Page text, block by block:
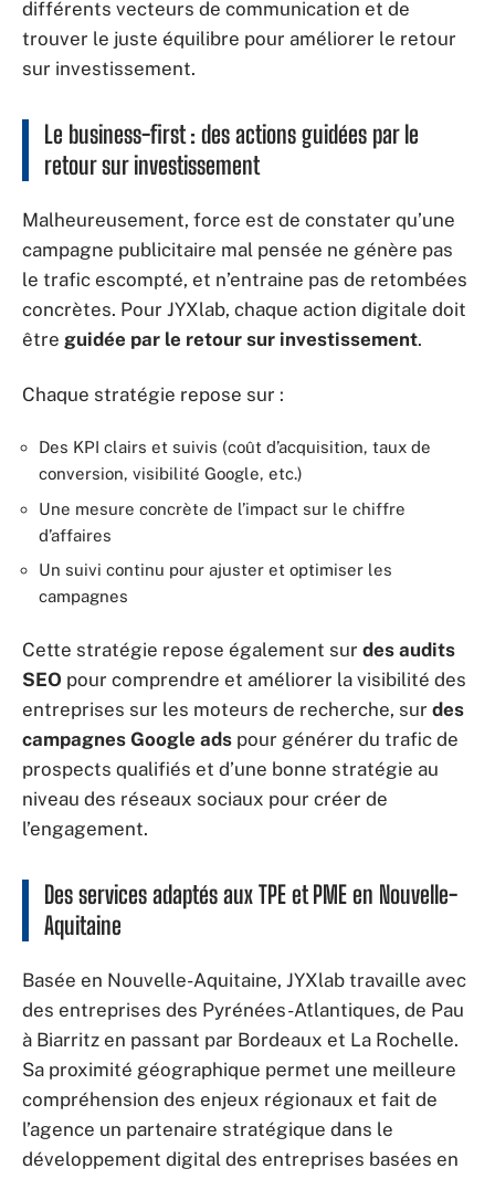
différents vecteurs de communication et de
trouver le juste équilibre pour améliorer le retour
sur investissement.
Le business-first : des actions guidées par le
retour sur investissement
Malheureusement, force est de constater qu’une
campagne publicitaire mal pensée ne génère pas
le trafic escompté, et n’entraine pas de retombées
concrètes. Pour JYXlab, chaque action digitale doit
être guidée par le retour sur investissement.
Chaque stratégie repose sur :
Des KPI clairs et suivis (coût d’acquisition, taux de
conversion, visibilité Google, etc.)
Une mesure concrète de l’impact sur le chiffre
d’affaires
Un suivi continu pour ajuster et optimiser les
campagnes
Cette stratégie repose également sur des audits
SEO pour comprendre et améliorer la visibilité des
entreprises sur les moteurs de recherche, sur des
campagnes Google ads pour générer du trafic de
prospects qualifiés et d’une bonne stratégie au
niveau des réseaux sociaux pour créer de
l’engagement.
Des services adaptés aux TPE et PME en Nouvelle-
Aquitaine
Basée en Nouvelle-Aquitaine, JYXlab travaille avec
des entreprises des Pyrénées-Atlantiques, de Pau
à Biarritz en passant par Bordeaux et La Rochelle.
Sa proximité géographique permet une meilleure
compréhension des enjeux régionaux et fait de
l’agence un partenaire stratégique dans le
développement digital des entreprises basées en